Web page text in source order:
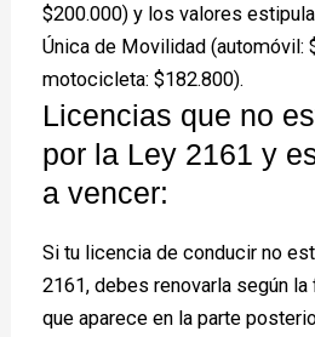
$200.000) y los valores
Única de Movilidad (automóvil:
motocicleta: $182.800).
Licencias que no
por la Ley 2161 y
a vencer:
Si tu licencia de conducir no
2161, debes renovarla según
que aparece en la parte